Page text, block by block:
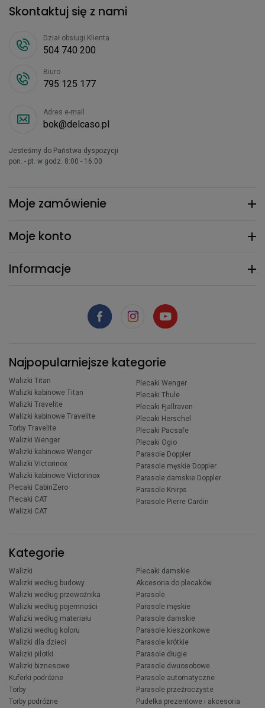
Moje zamówienie
Moje konto
Informacje
Skontaktuj się z nami
Dział obsługi Klienta
504 740 200
Biuro
795 125 177
Adres e-mail
bok@delcaso.pl
Jesteśmy do Państwa dyspozycji
pon. - pt. w godz. 8:00 - 16:00
Najpopularniejsze kategorie
Walizki Titan
Walizki kabinowe Titan
Walizki Travelite
Walizki kabinowe Travelite
Torby Travelite
Walizki Wenger
Walizki kabinowe Wenger
Walizki Victorinox
Walizki kabinowe Victorinox
Plecaki CabinZero
Plecaki CAT
Walizki CAT
Plecaki Wenger
Plecaki Thule
Plecaki Fjallraven
Plecaki Herschel
Plecaki Pacsafe
Plecaki Ogio
Parasole Doppler
Parasole męskie Doppler
Parasole damskie Doppler
Parasole Knirps
Parasole Pierre Cardin
Kategorie
Walizki
Walizki według budowy
Walizki według przewoźnika
Walizki według pojemności
Walizki według materiału
Walizki według koloru
Walizki dla dzieci
Walizki pilotki
Walizki biznesowe
Kuferki podróżne
Torby
Torby podróżne
Plecaki damskie
Akcesoria do plecaków
Parasole
Parasole męskie
Parasole damskie
Parasole kieszonkowe
Parasole krótkie
Parasole długie
Parasole dwuosobowe
Parasole automatyczne
Parasole przeźroczyste
Pudełka prezentowe i akcesoria